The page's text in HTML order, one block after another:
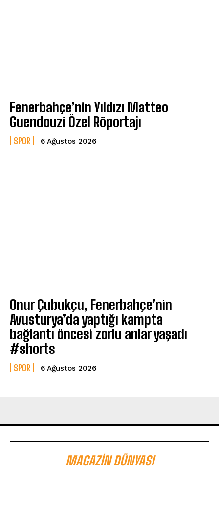
Fenerbahçe’nin Yıldızı Matteo
Guendouzi Özel Röportajı
SPOR 6 Ağustos 2026
Onur Çubukçu, Fenerbahçe’nin
Avusturya’da yaptığı kampta
bağlantı öncesi zorlu anlar yaşadı
#shorts
SPOR 6 Ağustos 2026
MAGAZIN DÜNYASI